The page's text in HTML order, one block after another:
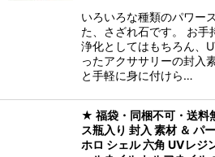
いろいろな種類のパワー
た、さざれ石です。 お手
浄化としてはもちろん、
ったアクササリーの封入
と手軽に身に付けら…
★ 福袋・同梱不可・送料
ス瓶入り 封入 素材 ＆ パ
ホロ シェル 六角 UVレジ